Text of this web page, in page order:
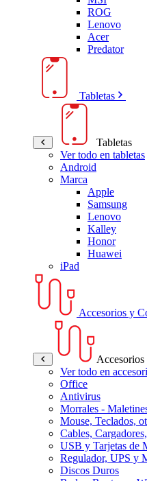
ROG
Lenovo
Acer
Predator
Tabletas
Tabletas
Ver todo en tabletas
Android
Marca
Apple
Samsung
Lenovo
Kalley
Honor
Huawei
iPad
Accesorios y
Ver todo en
Office
Antivirus
Morrales -
Mouse, Teclados,
Cables,
USB y Tarjetas de
Regulador, UPS y
Discos Duros